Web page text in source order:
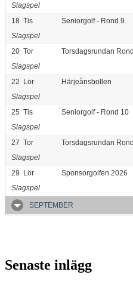
Slagspel
18 Tis
Seniorgolf - Rond 9
Slagspel
20 Tor
Torsdagsrundan
Slagspel
22 Lör
Härjeånsbollen
Slagspel
25 Tis
Seniorgolf - Rond 10
Slagspel
27 Tor
Torsdagsrundan
Slagspel
29 Lör
Sponsorgolfen 2026
Slagspel
SEPTEMBER
Senaste inlägg